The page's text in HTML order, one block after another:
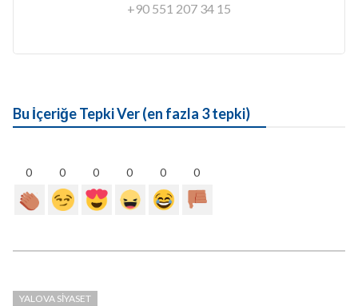
+90 551 207 34 15
Bu İçeriğe Tepki Ver (en fazla 3 tepki)
0 0 0 0 0 0
YALOVA SIYASET